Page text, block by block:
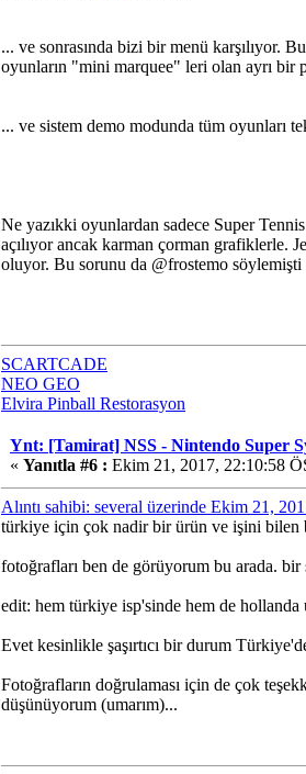
... ve sonrasında bizi bir menü karşılıyor.
oyunların "mini marquee" leri olan ayrı bir
... ve sistem demo modunda tüm oyunları
Ne yazıkki oyunlardan sadece Super
açılıyor ancak karman çorman grafiklerle.
oluyor. Bu sorunu da @frostemo
SCARTCADE
NEO GEO
Elvira Pinball Restorasyon
Ynt: [Tamirat] NSS - Nintendo Super
« Yanıtla #6 : Ekim 21, 2017, 22:10:58
Alıntı sahibi: several üzerinde Ekim 21,
türkiye için çok nadir bir ürün ve işini
fotoğrafları ben de görüyorum bu arada. bir
edit: hem türkiye isp'sinde hem de
Evet kesinlikle şaşırtıcı bir durum
Fotoğrafların doğrulaması için de çok
düşünüyorum (umarım)...